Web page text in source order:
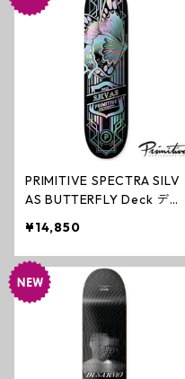
PRIMITIVE SPECTRA SILV
AS BUTTERFLY Deck デッ
ティブ
¥14,850